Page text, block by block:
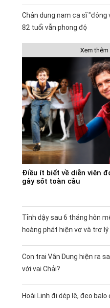
Chân dung nam ca sĩ
82 tuổi vẫn phong độ
Xem thêm
Điều ít biết về diễn viên
gây sốt toàn cầu
Tỉnh dậy sau 6 tháng hôn
hoàng phát hiện vợ và trợ
Con trai Vân Dung hiện ra
với vai Chải?
Hoài Linh đi dép lê, đeo balo